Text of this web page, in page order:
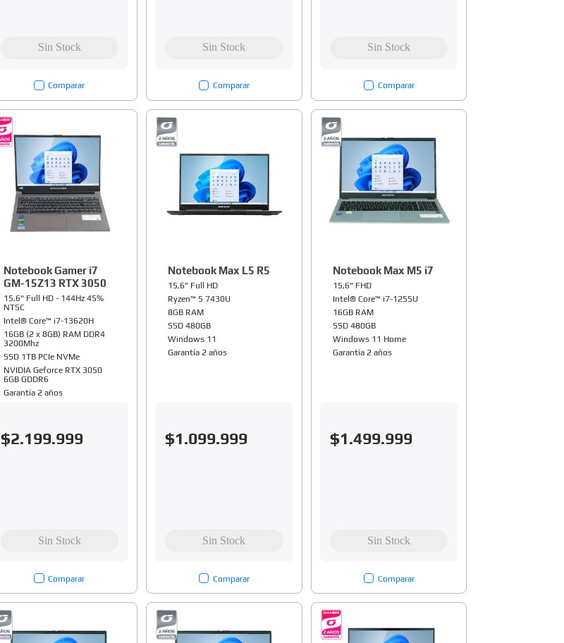
Comparar Comparar Comparar
Notebook Gamer i7
GM-15Z13 RTX 3050
15,6" Full HD - 144Hz 45%
NTSC
Intel® Core™ i7-13620H
16GB (2 x 8GB) RAM DDR4
3200Mhz
SSD 1TB PCIe NVMe
NVIDIA Geforce RTX 3050
6GB GDDR6
Garantía 2 años
$2.199.999
Comparar
Notebook Max L5 R5
15,6" Full HD
Ryzen™ 5 7430U
8GB RAM
SSD 480GB
Windows 11
Garantía 2 años
$1.099.999
Comparar
Notebook Max M5 i7
15,6" FHD
Intel® Core™ i7-1255U
16GB RAM
SSD 480GB
Windows 11 Home
Garantía 2 años
$1.499.999
Comparar